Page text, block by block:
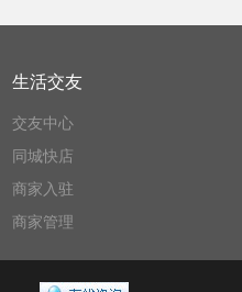
生活交友
交友中心
同城快店
商家入驻
商家管理